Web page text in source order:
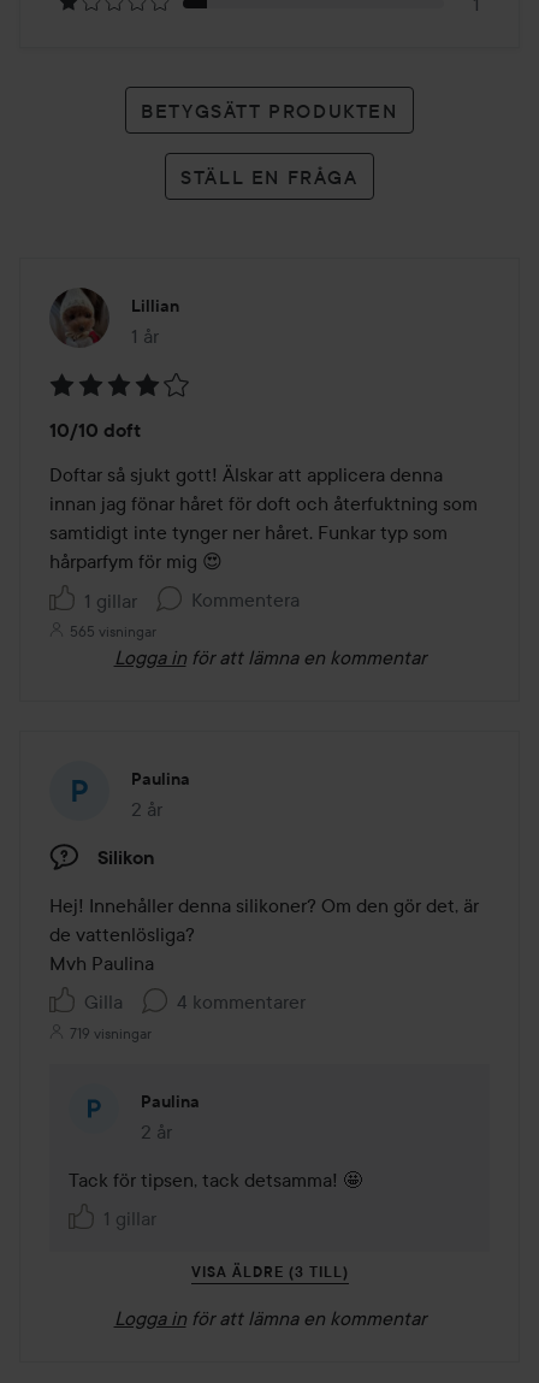
BETYGSÄTT PRODUKTEN
STÄLL EN FRÅGA
Lillian
1 år
Inlägget skapades 1 år
4
av
5
10/10 doft
Doftar så sjukt gott! Älskar att applicera denna
innan jag fönar håret för doft och återfuktning som
samtidigt inte tynger ner håret. Funkar typ som
hårparfym för mig 😍
1 gillar
Kommentera
565 visningar
Logga in för att lämna en kommentar
Paulina
2 år
Inlägget skapades 2 år
Silikon
Hej! Innehåller denna silikoner? Om den gör det, är
de vattenlösliga?
Mvh Paulina
Gilla
4 kommentarer
719 visningar
Paulina
2 år
Kommentaren lades 2 år
Tack för tipsen, tack detsamma! 🤩
1 gillar
VISA ÄLDRE (3 TILL)
Logga in för att lämna en kommentar